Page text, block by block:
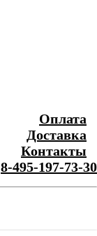
Оплата
Доставка
Контакты
8-495-197-73-30